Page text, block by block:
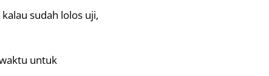
sudah lolos uji,
untuk